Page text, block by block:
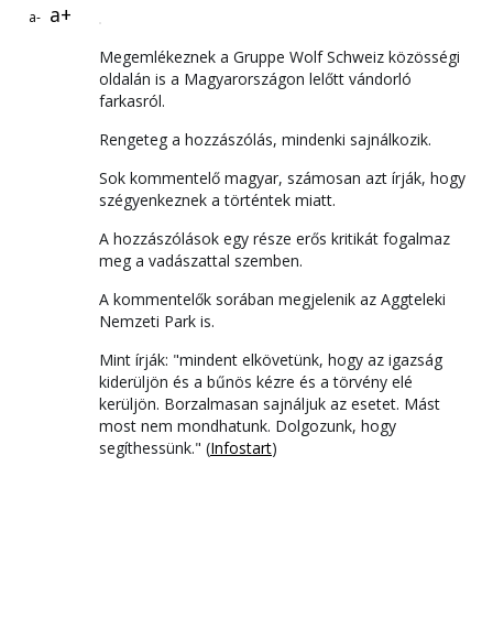
a- a+
Megemlékeznek a Gruppe Wolf Schweiz közösségi
oldalán is a Magyarországon lelőtt vándorló
farkasról.
Rengeteg a hozzászólás, mindenki sajnálkozik.
Sok kommentelő magyar, számosan azt írják, hogy
szégyenkeznek a történtek miatt.
A hozzászólások egy része erős kritikát fogalmaz
meg a vadászattal szemben.
A kommentelők sorában megjelenik az Aggteleki
Nemzeti Park is.
Mint írják: "mindent elkövetünk, hogy az igazság
kiderüljön és a bűnös kézre és a törvény elé
kerüljön. Borzalmasan sajnáljuk az esetet. Mást
most nem mondhatunk. Dolgozunk, hogy
segíthessünk." (Infostart)